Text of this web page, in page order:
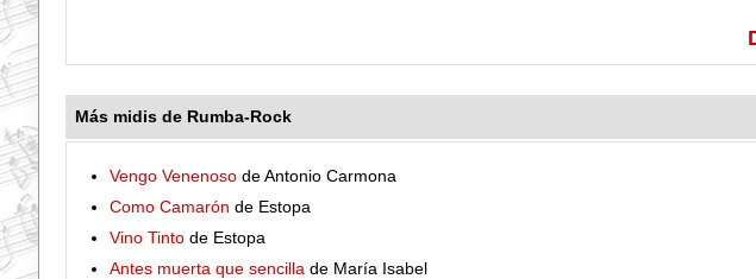
Más midis de Rumba-Rock
Vengo Venenoso de Antonio Carmona
Como Camarón de Estopa
Vino Tinto de Estopa
Antes muerta que sencilla de María Isabel